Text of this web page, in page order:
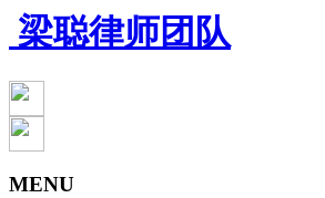
梁聪律师团队
MENU